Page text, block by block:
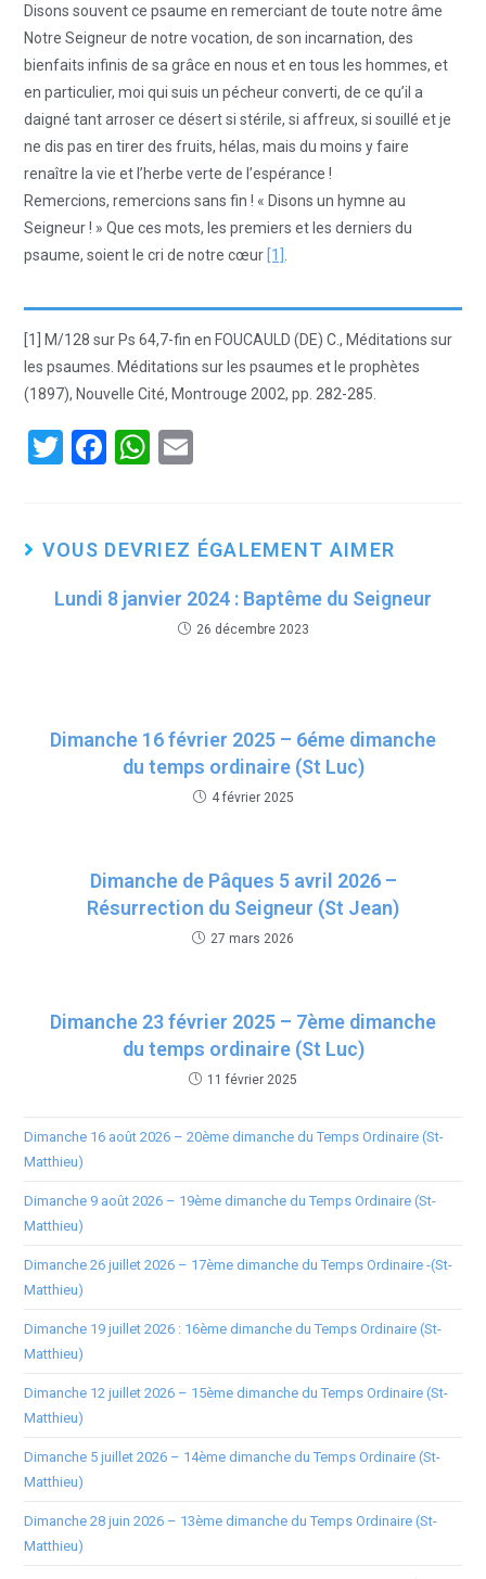
Disons souvent ce psaume en remerciant de toute notre âme
Notre Seigneur de notre vocation, de son incarnation, des
bienfaits infinis de sa grâce en nous et en tous les hommes, et
en particulier, moi qui suis un pécheur converti, de ce qu’il a
daigné tant arroser ce désert si stérile, si affreux, si souillé et je
ne dis pas en tirer des fruits, hélas, mais du moins y faire
renaître la vie et l’herbe verte de l’espérance !
Remercions, remercions sans fin ! « Disons un hymne au
Seigneur ! » Que ces mots, les premiers et les derniers du
psaume, soient le cri de notre cœur [1]
[1] M/128 sur Ps 64,7-fin en FOUCAULD (DE) C., Méditations sur
les psaumes. Méditations sur les psaumes et le prophètes
(1897), Nouvelle Cité, Montrouge 2002, pp. 282-285.
T
er
F
b
o
o
W
s
A
VOUS DEVRIEZ ÉGALEMENT AIMER
Lundi 8 janvier 2024 : Baptême du Seigneur
26 décembre 2023
Dimanche 16 février 2025 – 6éme dimanche
du temps ordinaire (St Luc)
4 février 2025
Dimanche de Pâques 5 avril 2026 –
Résurrection du Seigneur (St Jean)
27 mars 2026
Dimanche 23 février 2025 – 7ème dimanche
du temps ordinaire (St Luc)
11 février 2025
Dimanche 16 août 2026 – 20ème dimanche du Temps Ordinaire (St-
Matthieu)
Dimanche 9 août 2026 – 19ème dimanche du Temps Ordinaire (St-
Matthieu)
Dimanche 26 juillet 2026 – 17ème dimanche du Temps Ordinaire -(St-
Matthieu)
Dimanche 19 juillet 2026 : 16ème dimanche du Temps Ordinaire (St-
Matthieu)
Dimanche 12 juillet 2026 – 15ème dimanche du Temps Ordinaire (St-
Matthieu)
Dimanche 5 juillet 2026 – 14ème dimanche du Temps Ordinaire (St-
Matthieu)
Dimanche 28 juin 2026 – 13ème dimanche du Temps Ordinaire (St-
Matthieu)